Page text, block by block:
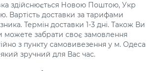
здійснюється Новою Поштою, Укр
Вартість доставки за тарифами
Термін доставки 1-3 дні. Також Ви
можете забрати своє замовлення
з пункту самовивезення у м. Одеса
зручний для Вас час.